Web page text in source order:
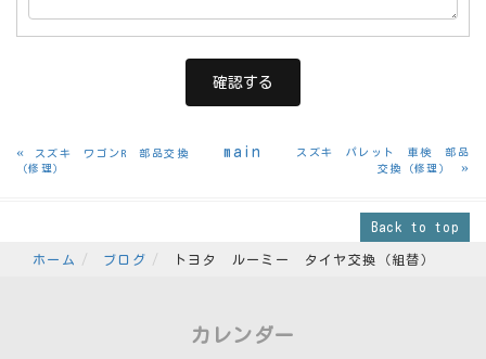
«
スズキ ワゴンR 部品交換
（修理）
main
スズキ パレット 車検 部品
交換（修理）
»
Back to top
ホーム ブログ トヨタ ルーミー タイヤ交換（組替）
カレンダー